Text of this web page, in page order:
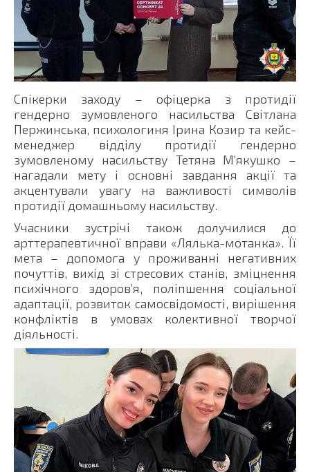
Спікерки заходу – офіцерка з протидії
гендерно зумовленого насильства Світлана
Пержинська, психологиня Ірина Козир та кейс-
менеджер відділу протидії гендерно
зумовленому насильству Тетяна М’якушко –
нагадали мету і основні завдання акції та
акцентували увагу на важливості символів
протидії домашньому насильству.
Учасники зустрічі також долучилися до
арттерапевтичної вправи «Лялька-мотанка». Її
мета – допомога у проживанні негативних
почуттів, вихід зі стресових станів, зміцнення
психічного здоров’я, поліпшення соціальної
адаптації, розвиток самосвідомості, вирішення
конфліктів в умовах колективної творчої
діяльності.